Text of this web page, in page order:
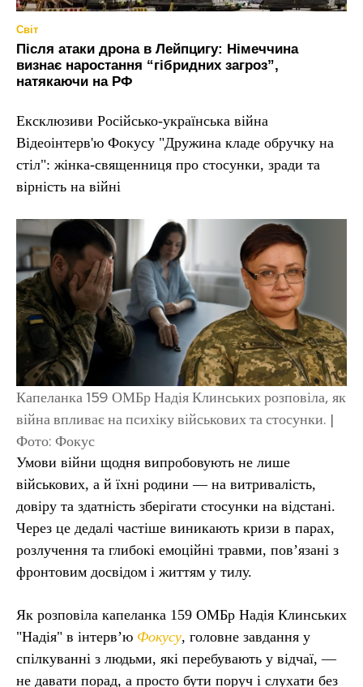
Світ
Після атаки дрона в Лейпцигу: Німеччина
визнає наростання “гібридних загроз”,
натякаючи на РФ
Ексклюзиви Російсько-українська війна
Відеоінтерв'ю Фокусу "Дружина кладе обручку на
стіл": жінка-священниця про стосунки, зради та
вірність на війні
Капеланка 159 ОМБр Надія Клинських розповіла, як
війна впливає на психіку військових та стосунки. |
Фото: Фокус
Умови війни щодня випробовують не лише
військових, а й їхні родини — на витривалість,
довіру та здатність зберігати стосунки на відстані.
Через це дедалі частіше виникають кризи в парах,
розлучення та глибокі емоційні травми, пов’язані з
фронтовим досвідом і життям у тилу.
Як розповіла капеланка 159 ОМБр Надія Клинських
"Надія" в інтерв’ю Фокусу, головне завдання у
спілкуванні з людьми, які перебувають у відчаї, —
не давати порад, а просто бути поруч і слухати без